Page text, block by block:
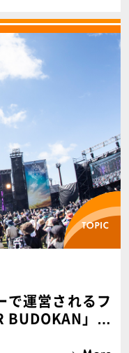
運営されるフ
BUDOKAN」は